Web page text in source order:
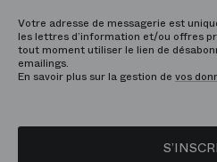
Votre adresse de messagerie est
les lettres d’information et/ou offres
tout moment utiliser le lien de
emailings.
En savoir plus sur la gestion de vos